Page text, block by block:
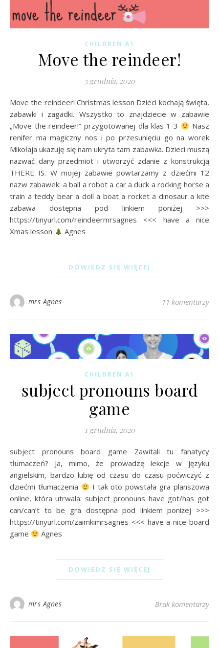
CHILDREN A1
Move the reindeer!
5 grudnia, 2020
Move the reindeer! Christmas lesson Dzieci kochają święta,
zabawki i zagadki. Wszystko to znajdziecie w zabawie
„Move the reindeer!” przygotowanej dla klas 1-3
Nasz
renifer ma magiczny nos i po przesunięciu go na worek
Mikołaja ukazuję się nam ukryta tam zabawka. Dzieci muszą
nazwać dany przedmiot i utworzyć zdanie z konstrukcją
THERE IS. W mojej zabawie powtarzamy z dziećmi 12
nazw zabawek: a ball a robot a car a duck a rocking horse a
train a teddy bear a doll a boat a rocket a dinosaur a kite
zabawa dostępna pod linkiem poniżej >>>
https://tinyurl.com/reindeermrsagnes <<< have a nice
Xmas lesson
Agnes
DOWIEDZ SIĘ WIĘCEJ
mrs Agnes 11 komentarzy
CHILDREN A1
subject pronouns board
game
1 grudnia, 2020
subject pronouns board game Zawitali tu fanatycy
tłumaczeń? Ja, mimo, że prowadzę lekcje w języku
angielskim, bardzo lubię od czasu do czasu poćwiczyć z
dziećmi tłumaczenia
I tak oto powstała gra planszowa
online, która utrwala: subject pronouns have got/has got
can/can’t to be gra dostępna pod linkiem poniżej >>>
https://tinyurl.com/zaimkimrsagnes <<< have a nice board
game
Agnes
DOWIEDZ SIĘ WIĘCEJ
mrs Agnes Brak komentarzy